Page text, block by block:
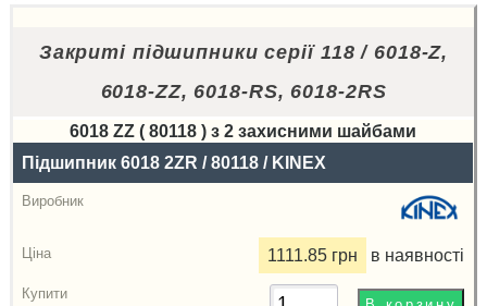
Закриті підшипники серії 118 / 6018-Z,
6018-ZZ, 6018-RS, 6018-2RS
6018 ZZ ( 80118 ) з 2 захисними шайбами
Назва
Виробник
Радіальний
зазор
Підшипник 6018 2ZR / 80118 / KINEX
1111.85 грн в наявності